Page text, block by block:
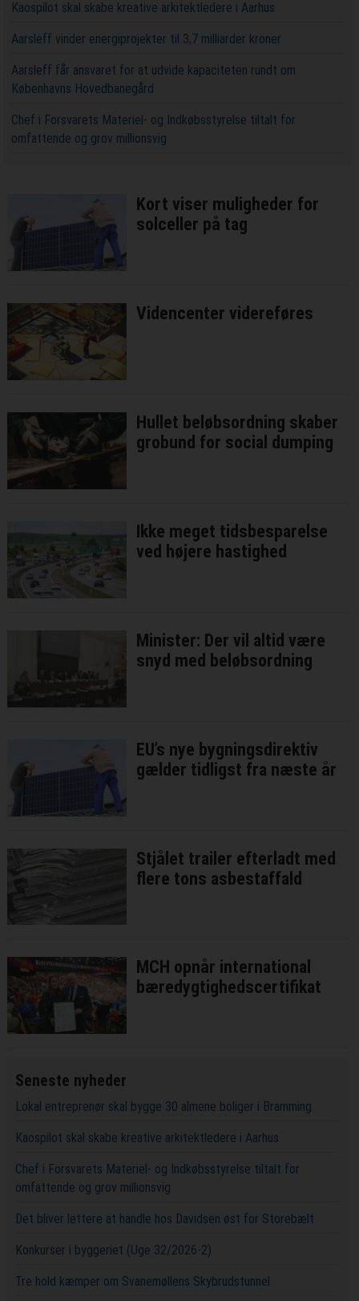
Kaospilot skal skabe kreative arkitektledere i Aarhus
Aarsleff vinder energiprojekter til 3,7 milliarder kroner
Aarsleff får ansvaret for at udvide kapaciteten rundt om
Københavns Hovedbanegård
Chef i Forsvarets Materiel- og Indkøbsstyrelse tiltalt for
omfattende og grov millionsvig
Kort viser muligheder for
solceller på tag
Videncenter videreføres
Hullet beløbsordning skaber
grobund for social dumping
Ikke meget tidsbesparelse
ved højere hastighed
Minister: Der vil altid være
snyd med beløbsordning
EU’s nye bygningsdirektiv
gælder tidligst fra næste år
Stjålet trailer efterladt med
flere tons asbestaffald
MCH opnår international
bæredygtighedscertifikat
Seneste nyheder
Lokal entreprenør skal bygge 30 almene boliger i Bramming
Kaospilot skal skabe kreative arkitektledere i Aarhus
Chef i Forsvarets Materiel- og Indkøbsstyrelse tiltalt for
omfattende og grov millionsvig
Det bliver lettere at handle hos Davidsen øst for Storebælt
Konkurser i byggeriet (Uge 32/2026-2)
Tre hold kæmper om Svanemøllens Skybrudstunnel